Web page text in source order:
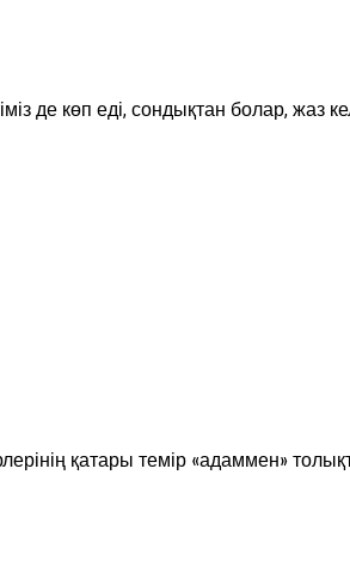
де көп еді, сондықтан болар,
қатары темір «адаммен»